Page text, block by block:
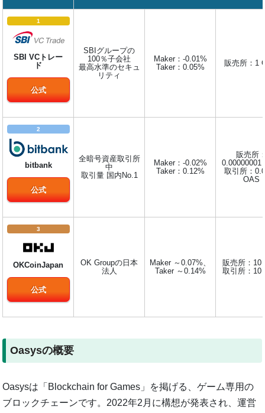
1
SBI VCトレー
ド
公式
SBIグループの
100％子会社
最高水準のセキュ
リティ
Maker：-0.01%
Taker：0.05%
販売所：1
2
bitbank
公式
全暗号資産取引所
中
取引量 国内No.1
Maker：-0.02%
Taker：0.12%
販売所
0.00000001
取引所：
OAS
3
OKCoinJapan
公式
OK Groupの日本
法人
Maker ～0.07%、
Taker ～0.14%
販売所：10
取引所：10
Oasysの概要
Oasysは「Blockchain for Games」を掲げる、ゲーム専用の
ブロックチェーンです。2022年2月に構想が発表され、運営